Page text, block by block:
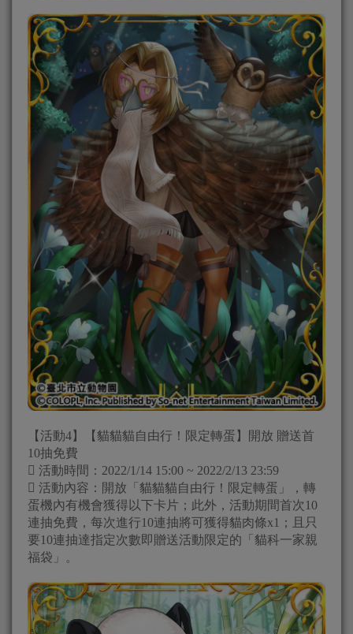
【活動4】【貓貓貓自由行！限定轉蛋】開放 贈送首
10抽免費
 活動時間：2022/1/14 15:00 ~ 2022/2/13 23:59
 活動內容：開放「貓貓貓自由行！限定轉蛋」，轉
蛋機內有機會獲得以下卡片；此外，活動期間首次10
連抽免費，每次進行10連抽將可獲得貓肉條x1；且只
要10連抽達指定次數即贈送活動限定的「貓科一家親
福袋」。